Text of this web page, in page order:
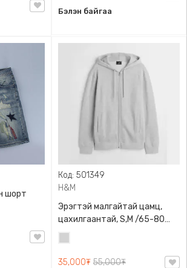
Бэлэн байгаа
шорт
Код: 501349
H&M
Эрэгтэй малгайтай цамц,
цахилгаантай, S,M /65-80
кг/, H&M, 0852614006,
Даавуу
35,000₮ 55,000₮